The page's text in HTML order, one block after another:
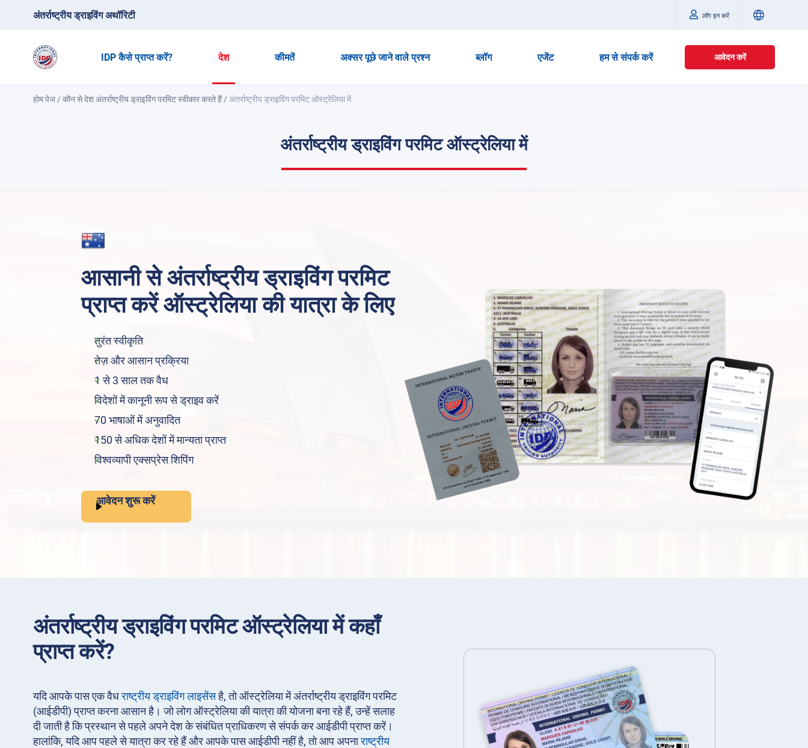
अंतर्राष्ट्रीय ड्राइविंग अथॉरिटी लॉग इन करें
IDP कैसे प्राप्त करें? देश कीमतें अक्सर पूछे जाने वाले प्रश्न ब्लॉग एजेंट हम से संपर्क करें आवेदन करें
होम पेज /कौन से देश अंतर्राष्ट्रीय ड्राइविंग परमिट स्वीकार करते हैं/अंतर्राष्ट्रीय ड्राइविंग परमिट ऑस्ट्रेलिया में
अंतर्राष्ट्रीय ड्राइविंग परमिट ऑस्ट्रेलिया में
आसानी से अंतर्राष्ट्रीय ड्राइविंग परमिट
प्राप्त करें ऑस्ट्रेलिया की यात्रा के लिए
तुरंत स्वीकृति
तेज़ और आसान प्रक्रिया
1 से 3 साल तक वैध
विदेशों में कानूनी रूप से ड्राइव करें
70 भाषाओं में अनुवादित
150 से अधिक देशों में मान्यता प्राप्त
विश्वव्यापी एक्सप्रेस शिपिंग
आवेदन शुरू करें
अंतर्राष्ट्रीय ड्राइविंग परमिट ऑस्ट्रेलिया में कहाँ
प्राप्त करें?
यदि आपके पास एक वैधराष्ट्रीय ड्राइविंग लाइसेंसहै, तो ऑस्ट्रेलिया में अंतर्राष्ट्रीय ड्राइविंग परमिट
(आईडीपी) प्राप्त करना आसान है। जो लोग ऑस्ट्रेलिया की यात्रा की योजना बना रहे हैं, उन्हें सलाह
दी जाती है कि प्रस्थान से पहले अपने देश के संबंधित प्राधिकरण से संपर्क कर आईडीपी प्राप्त करें।
हालांकि, यदि आप पहले से यात्रा कर रहे हैं और आपके पास आईडीपी नहीं है, तो आप अपनाराष्ट्रीय